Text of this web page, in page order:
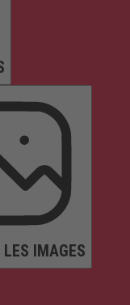
LES IMAGES